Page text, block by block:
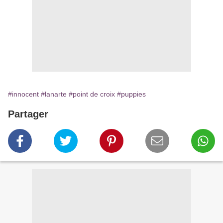
#innocent #lanarte #point de croix #puppies
Partager